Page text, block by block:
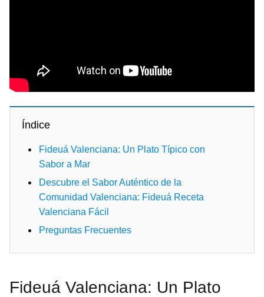
Índice
Fideuá Valenciana: Un Plato Típico con
Sabor a Mar
Descubre el Sabor Auténtico de la
Comunidad Valenciana: Fideuá Receta
Valenciana Fácil
Preguntas Frecuentes
Fideuá Valenciana: Un Plato